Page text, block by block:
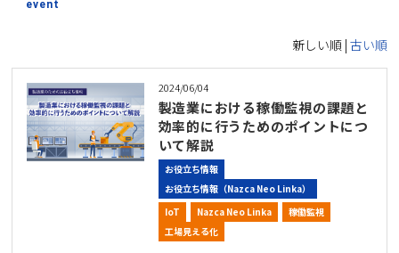
event
新しい順 | 古い順
2024/06/04
製造業における稼働監視の課題と
効率的に行うためのポイントにつ
いて解説
お役立ち情報
お役立ち情報（Nazca Neo Linka）
IoT
Nazca Neo Linka
稼働監視
工場見える化